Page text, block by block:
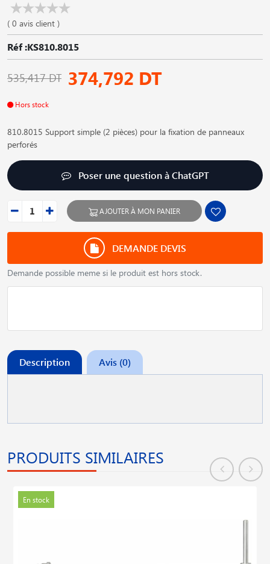
( 0 avis client )
Réf :KS810.8015
535,417 DT 374,792 DT
Hors stock
810.8015 Support simple (2 pièces) pour la fixation de panneaux
perforés
Poser une question à ChatGPT
AJOUTER À MON PANIER
DEMANDE DEVIS
Demande possible meme si le produit est hors stock.
Description Avis (0)
PRODUITS SIMILAIRES
En stock